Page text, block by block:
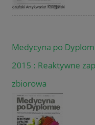
Medycyna po
2015 : Reaktywne
zbiorowa